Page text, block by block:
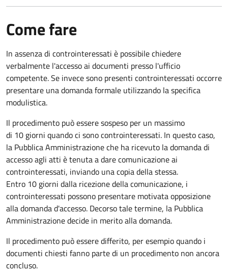
Come fare
In assenza di controinteressati è possibile chiedere
verbalmente l'accesso ai documenti presso l'ufficio
competente. Se invece sono presenti controinteressati occorre
presentare una domanda formale utilizzando la specifica
modulistica.
Il procedimento può essere sospeso per un massimo
di 10 giorni quando ci sono controinteressati. In questo caso,
la Pubblica Amministrazione che ha ricevuto la domanda di
accesso agli atti è tenuta a dare comunicazione ai
controinteressati, inviando una copia della stessa.
Entro 10 giorni dalla ricezione della comunicazione, i
controinteressati possono presentare motivata opposizione
alla domanda d'accesso. Decorso tale termine, la Pubblica
Amministrazione decide in merito alla domanda.
Il procedimento può essere differito, per esempio quando i
documenti chiesti fanno parte di un procedimento non ancora
concluso.